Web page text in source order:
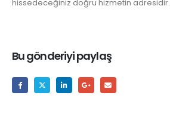
hissedeceğiniz doğru hizmetin adresidir.
Bu gönderiyi paylaş